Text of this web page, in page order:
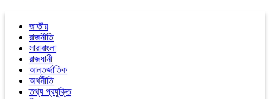
জাতীয়
রাজনীতি
সারাবাংলা
রাজধানী
আন্তর্জাতিক
অর্থনীতি
তথ্য প্রযুক্তি